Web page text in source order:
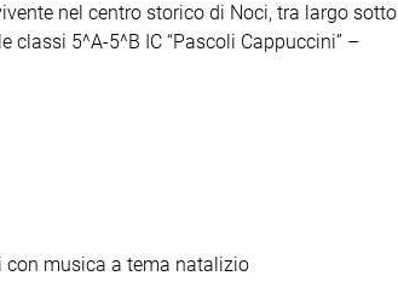
nel centro storico di Noci, tra largo sotto
5^A-5^B IC “Pascoli Cappuccini” –
con musica a tema natalizio